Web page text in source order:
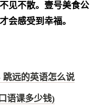
见不散。壹号美食公
感受到幸福。
远的英语怎么说
语课多少钱)